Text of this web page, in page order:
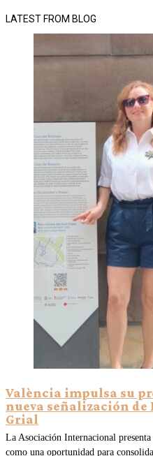
LATEST FROM BLOG
València impulsa su
nueva señalización de
Grial
La Asociación Internacional
como una oportunidad para